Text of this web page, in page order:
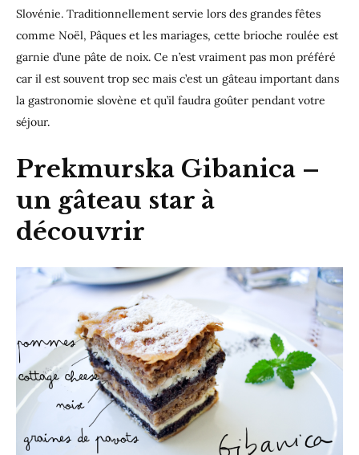
Slovénie. Traditionnellement servie lors des grandes fêtes
comme Noël, Pâques et les mariages, cette brioche roulée est
garnie d’une pâte de noix. Ce n’est vraiment pas mon préféré
car il est souvent trop sec mais c’est un gâteau important dans
la gastronomie slovène et qu’il faudra goûter pendant votre
séjour.
Prekmurska Gibanica –
un gâteau star à
découvrir